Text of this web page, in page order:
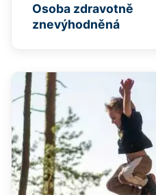
Osoba zdravotně
znevýhodněná